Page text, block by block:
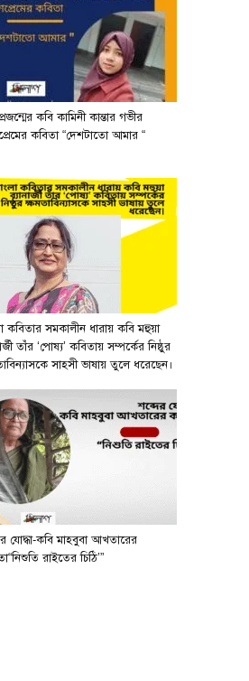
কবি কামিনী কান্তার গভীর
কবিতা “দেশটাতো আমার “
কবিতার সমকালীন ধারায় কবি মহুয়া
তাঁর ‘পোষ্য’ কবিতায় সম্পর্কের নিষ্ঠুর
সাহসী ভাষায় তুলে ধরেছেন।
যোদ্ধা-কবি মাহবুবা আখতারের
রাইতের চিঠি’”